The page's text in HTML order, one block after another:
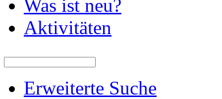
Was ist neu?
Aktivitäten
Erweiterte Suche